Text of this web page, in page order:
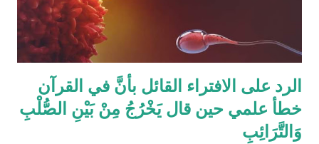
الرد على الافتراء القائل بأنَّ في القرآن
خطأ علمي حين قال يَخْرُجُ مِنْ بَيْنِ الصُّلْبِ
وَالتَّرَائِبِ